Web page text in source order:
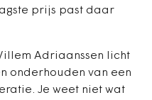
prijs past daar
Adriaanssen licht
onderhouden van een
Je weet niet wat